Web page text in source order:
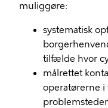
muliggøre:
systematisk
tilfælde hvor
målrettet
operatørerne